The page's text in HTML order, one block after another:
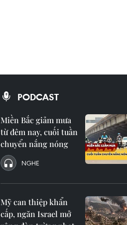
PODCAST
Miền Bắc giảm mưa
từ đêm nay, cuối tuần
chuyển nắng nóng
NGHE
Mỹ can thiệp khẩn
cấp, ngăn Israel mở